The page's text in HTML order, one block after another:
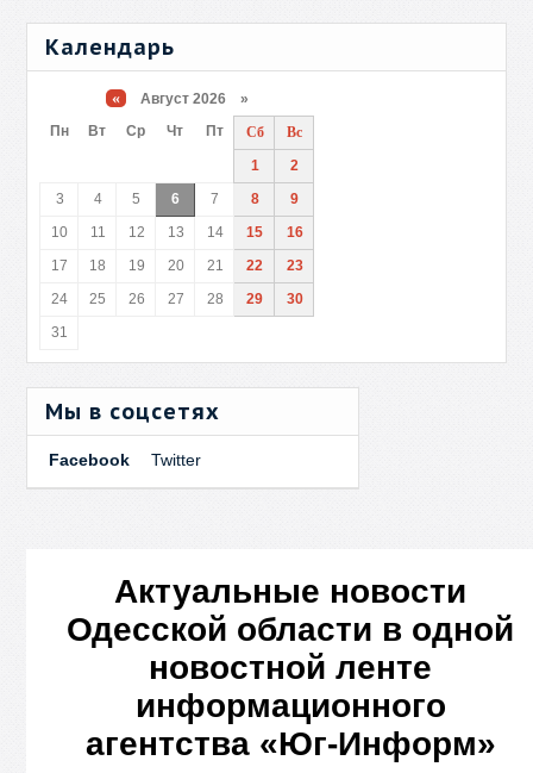
Календарь
« Август 2026 »
Пн
Вт Ср Чт Пт Сб
Вс
1
2
3
4 5 6 7 8
9
10
11 12 13 14 15
16
17
18 19 20 21 22
23
24
25 26 27 28 29
30
31
Мы в соцсетях
Facebook Twitter
Актуальные новости
Одесской области в одной
новостной ленте
информационного
агентства «Юг-Информ»